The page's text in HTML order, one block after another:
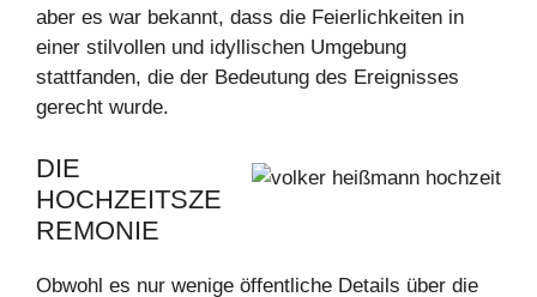
aber es war bekannt, dass die Feierlichkeiten in
einer stilvollen und idyllischen Umgebung
stattfanden, die der Bedeutung des Ereignisses
gerecht wurde.
DIE
HOCHZEITSZE
REMONIE
Obwohl es nur wenige öffentliche Details über die